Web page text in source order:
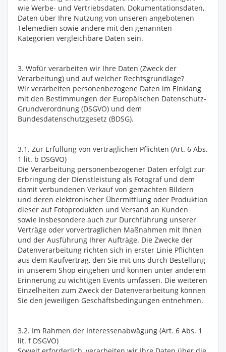
wie Werbe- und Vertriebsdaten, Dokumentationsdaten,
Daten über Ihre Nutzung von unseren angebotenen
Telemedien sowie andere mit den genannten
Kategorien vergleichbare Daten sein.
3. Wofür verarbeiten wir Ihre Daten (Zweck der
Verarbeitung) und auf welcher Rechtsgrundlage?
Wir verarbeiten personenbezogene Daten im Einklang
mit den Bestimmungen der Europäischen Datenschutz-
Grundverordnung (DSGVO) und dem
Bundesdatenschutzgesetz (BDSG).
3.1. Zur Erfüllung von vertraglichen Pflichten (Art. 6 Abs.
1 lit. b DSGVO)
Die Verarbeitung personenbezogener Daten erfolgt zur
Erbringung der Dienstleistung als Fotograf und dem
damit verbundenen Verkauf von gemachten Bildern
und deren elektronischer Übermittlung oder Produktion
dieser auf Fotoprodukten und Versand an Kunden
sowie insbesondere auch zur Durchführung unserer
Verträge oder vorvertraglichen Maßnahmen mit Ihnen
und der Ausführung Ihrer Aufträge. Die Zwecke der
Datenverarbeitung richten sich in erster Linie Pflichten
aus dem Kaufvertrag, den Sie mit uns durch Bestellung
in unserem Shop eingehen und können unter anderem
Erinnerung zu wichtigen Events umfassen. Die weiteren
Einzelheiten zum Zweck der Datenverarbeitung können
Sie den jeweiligen Geschäftsbedingungen entnehmen.
3.2. Im Rahmen der Interessenabwägung (Art. 6 Abs. 1
lit. f DSGVO)